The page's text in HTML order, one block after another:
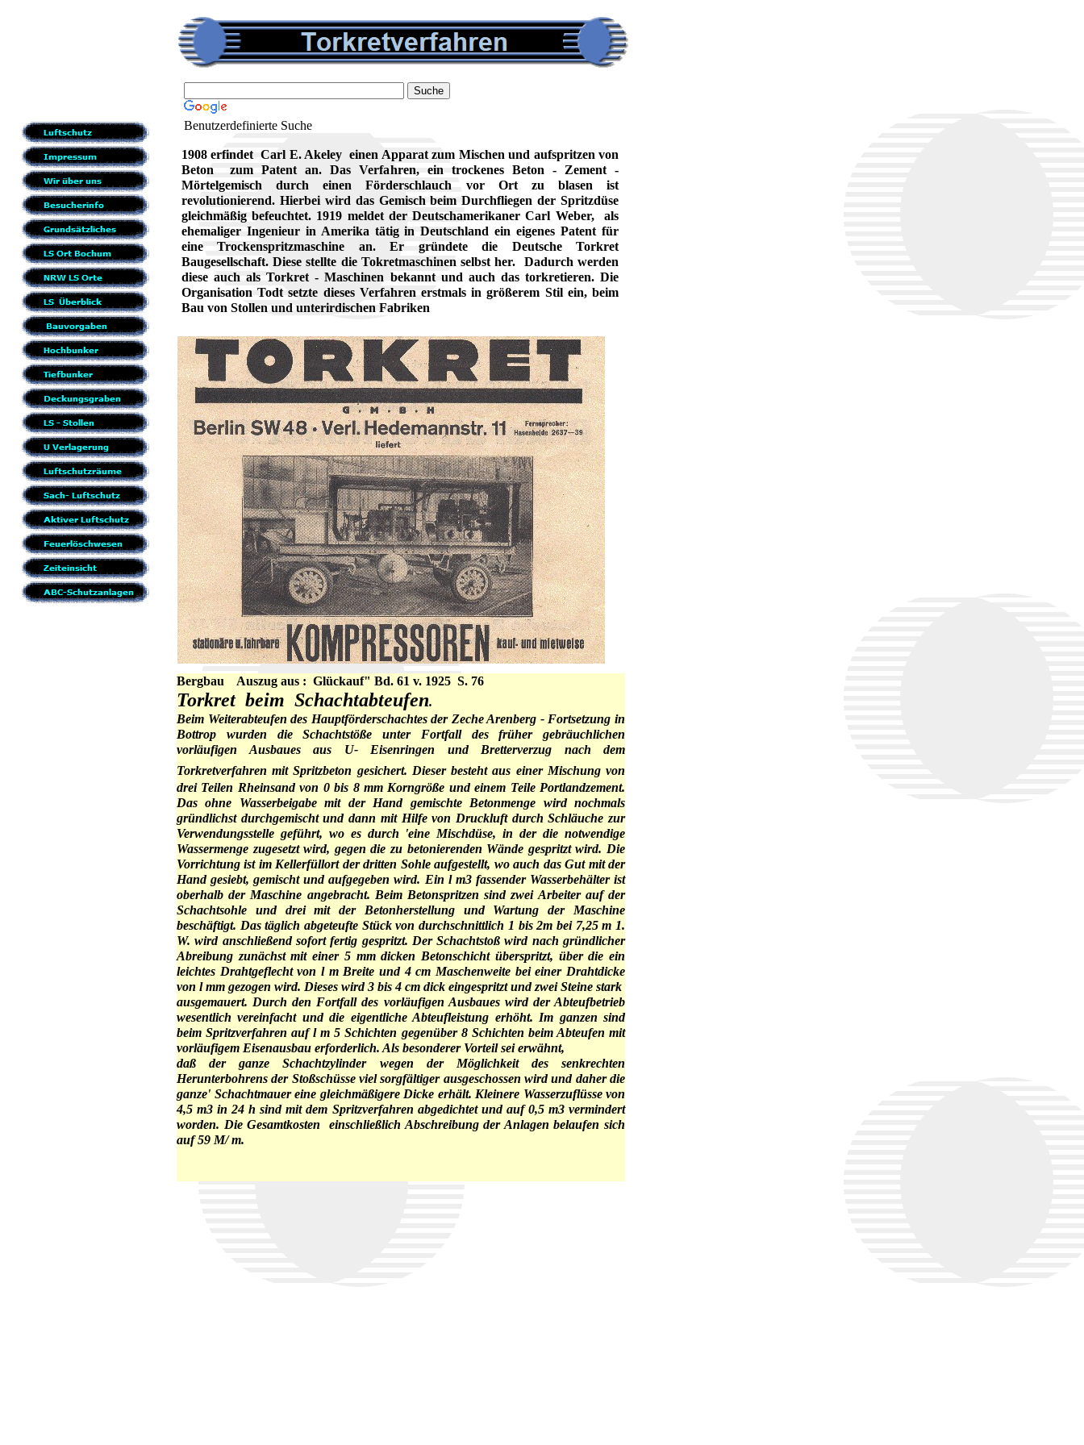
1908 erfindet Carl E. Akeley einen Apparat zum Mischen und aufspritzen von
Beton zum Patent an. Das Verfahren, ein trockenes Beton - Zement -
Mörtelgemisch durch einen Förderschlauch vor Ort zu blasen ist
revolutionierend. Hierbei wird das Gemisch beim Durchfliegen der Spritzdüse
gleichmäßig befeuchtet. 1919 meldet der Deutschamerikaner Carl Weber, als
ehemaliger Ingenieur in Amerika tätig in Deutschland ein eigenes Patent für
eine Trockenspritzmaschine an. Er gründete die Deutsche Torkret
Baugesellschaft. Diese stellte die Tokretmaschinen selbst her. Dadurch werden
diese auch als Torkret - Maschinen bekannt und auch das torkretieren. Die
Organisation Todt setzte dieses Verfahren erstmals in größerem Stil ein, beim
Bau von Stollen und unterirdischen Fabriken
Bergbau Auszug aus : Glückauf" Bd. 61 v. 1925 S. 76
Torkret beim Schachtabteufen.
Beim Weiterabteufen des Hauptförderschachtes der Zeche Arenberg - Fortsetzung in
Bottrop wurden die Schachtstöße unter Fortfall des früher gebräuchlichen
vorläufigen Ausbaues aus U- Eisenringen und Bretterverzug nach dem
Torkretverfahren mit Spritzbeton gesichert. Dieser besteht aus einer Mischung von
drei Teilen Rheinsand von 0 bis 8 mm Korngröße und einem Teile Portlandzement.
Das ohne Wasserbeigabe mit der Hand gemischte Betonmenge wird nochmals
gründlichst durchgemischt und dann mit Hilfe von Druckluft durch Schläuche zur
Verwendungsstelle geführt, wo es durch 'eine Mischdüse, in der die notwendige
Wassermenge zugesetzt wird, gegen die zu betonierenden Wände gespritzt wird. Die
Vorrichtung ist im Kellerfüllort der dritten Sohle aufgestellt, wo auch das Gut mit der
Hand gesiebt, gemischt und aufgegeben wird. Ein l m3 fassender Wasserbehälter ist
oberhalb der Maschine angebracht. Beim Betonspritzen sind zwei Arbeiter auf der
Schachtsohle und drei mit der Betonherstellung und Wartung der Maschine
beschäftigt. Das täglich abgeteufte Stück von durchschnittlich 1 bis 2m bei 7,25 m 1.
W. wird anschließend sofort fertig gespritzt. Der Schachtstoß wird nach gründlicher
Abreibung zunächst mit einer 5 mm dicken Betonschicht überspritzt, über die ein
leichtes Drahtgeflecht von l m Breite und 4 cm Maschenweite bei einer Drahtdicke
von l mm gezogen wird. Dieses wird 3 bis 4 cm dick eingespritzt und zwei Steine stark
ausgemauert. Durch den Fortfall des vorläufigen Ausbaues wird der Abteufbetrieb
wesentlich vereinfacht und die eigentliche Abteufleistung erhöht. Im ganzen sind
beim Spritzverfahren auf l m 5 Schichten gegenüber 8 Schichten beim Abteufen mit
vorläufigem Eisenausbau erforderlich. Als besonderer Vorteil sei erwähnt,
daß der ganze Schachtzylinder wegen der Möglichkeit des senkrechten
Herunterbohrens der Stoßschüsse viel sorgfältiger ausgeschossen wird und daher die
ganze' Schachtmauer eine gleichmäßigere Dicke erhält. Kleinere Wasserzuflüsse von
4,5 m3 in 24 h sind mit dem Spritzverfahren abgedichtet und auf 0,5 m3 vermindert
worden. Die Gesamtkosten einschließlich Abschreibung der Anlagen belaufen sich
auf 59 M/ m.
Benutzerdefinierte Suche